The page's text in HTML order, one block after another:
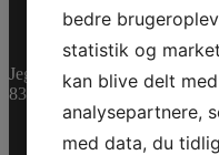
Jegstrupvej 280
8361 Hasselager
bedre
statistik og
kan blive delt
analysepartnere,
med data, du